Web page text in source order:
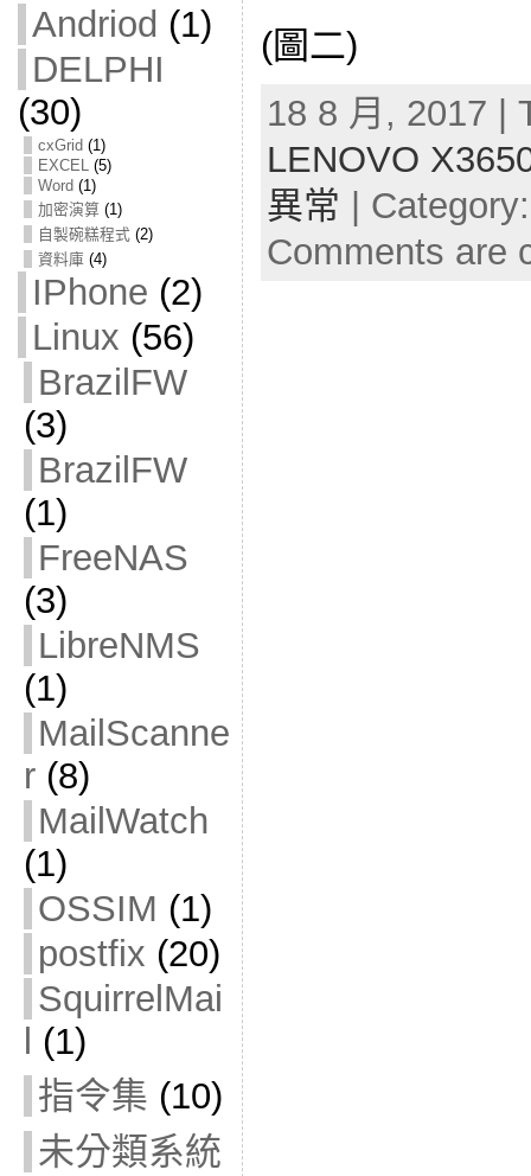
Andriod (1)
DELPHI
(30)
cxGrid (1)
EXCEL(5)
Word (1)
加密演算(1)
自製碗糕程式(2)
資料庫(4)
IPhone (2)
Linux (56)
BrazilFW
(3)
BrazilFW
(1)
FreeNAS
(3)
LibreNMS
(1)
MailScanne
r(8)
MailWatch
(1)
OSSIM (1)
postfix (20)
SquirrelMai
(1)
指令集 (10)
未分類系統
(圖二)
18 8 月, 2017 |
LENOVO
異常 |
Comments are